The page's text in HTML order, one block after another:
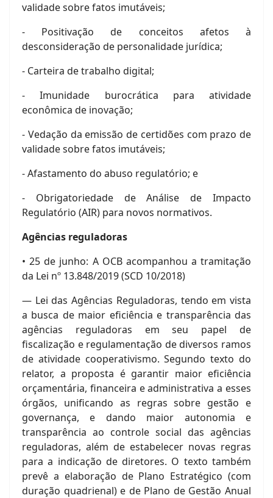
validade sobre fatos imutáveis;
- Positivação de conceitos afetos à
desconsideração de personalidade jurídica;
- Carteira de trabalho digital;
- Imunidade burocrática para atividade
econômica de inovação;
- Vedação da emissão de certidões com prazo de
validade sobre fatos imutáveis;
- Afastamento do abuso regulatório; e
- Obrigatoriedade de Análise de Impacto
Regulatório (AIR) para novos normativos.
Agências reguladoras
• 25 de junho: A OCB acompanhou a tramitação
da Lei nº 13.848/2019 (SCD 10/2018)
— Lei das Agências Reguladoras, tendo em vista
a busca de maior eficiência e transparência das
agências reguladoras em seu papel de
fiscalização e regulamentação de diversos ramos
de atividade cooperativismo. Segundo texto do
relator, a proposta é garantir maior eficiência
orçamentária, financeira e administrativa a esses
órgãos, unificando as regras sobre gestão e
governança, e dando maior autonomia e
transparência ao controle social das agências
reguladoras, além de estabelecer novas regras
para a indicação de diretores. O texto também
prevê a elaboração de Plano Estratégico (com
duração quadrienal) e de Plano de Gestão Anual